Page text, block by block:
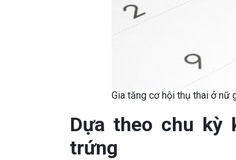
Gia tăng cơ hội thụ thai ở nữ
Dựa theo chu kỳ
trứng